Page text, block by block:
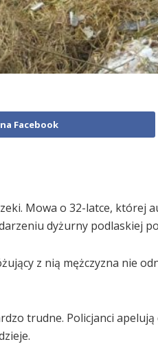
Facebook
Mowa o 32-latce, której
dyżurny podlaskiej
z nią mężczyzna nie
trudne. Policjanci